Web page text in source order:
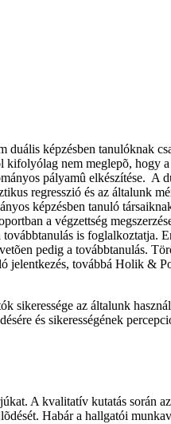
képzésben tanulóknak
nem meglepõ, hogy
pályamû elkészítése. A
regresszió és az általunk
képzésben tanuló
a végzettség
is foglalkoztatja.
pedig a továbbtanulás.
jelentkezés, továbbá Holik &
sikeressége az általunk
és sikerességének
A kvalitatív kutatás során
Habár a hallgatói